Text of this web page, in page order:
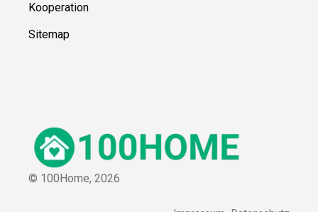
Kooperation
Sitemap
© 100Home, 2026